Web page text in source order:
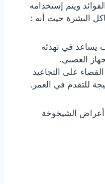
ويتم إستخدامه
البشرة حيث أنه :
يساعد في تهدئة
العصبي.
على التجاعيد
للتقدم في العمر.
الشيخوخة